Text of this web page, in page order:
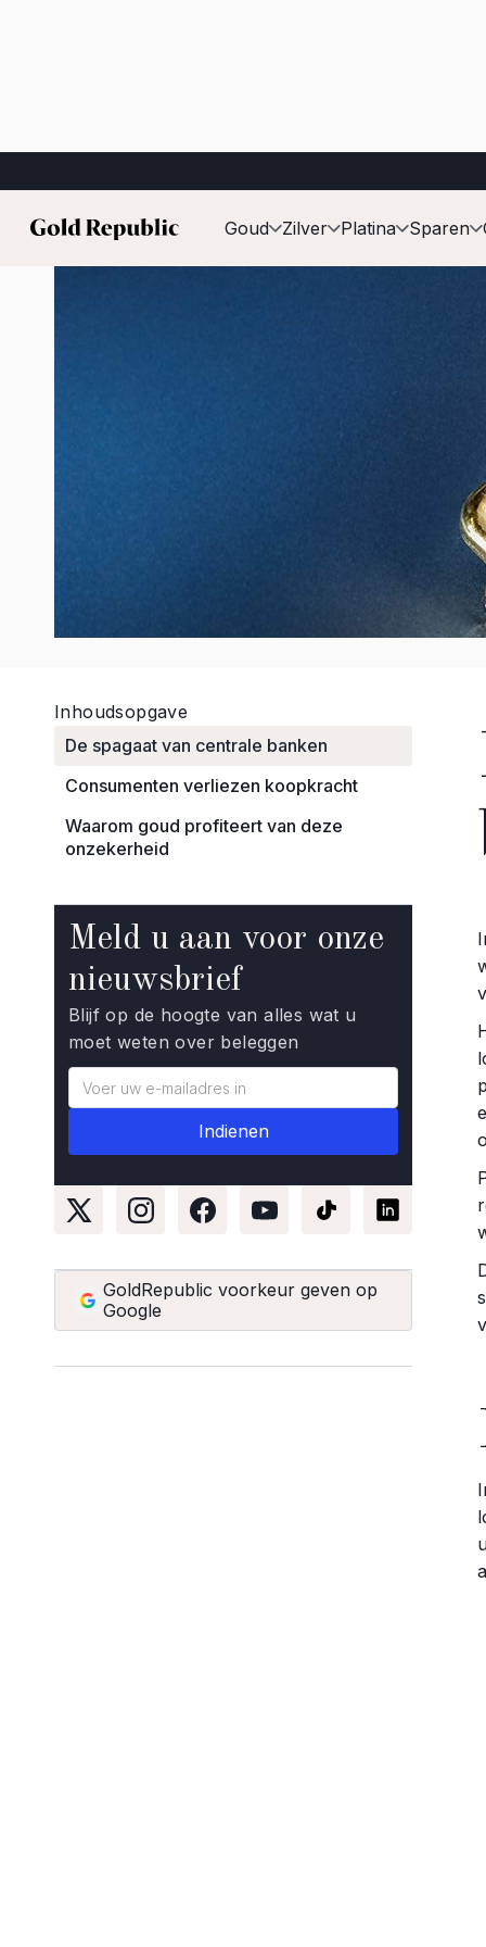
Goud Zilver Platina Sparen
Gepubliceerd op:28 mei 2026
Inhoudsopgave
De spagaat van centrale banken
Consumenten verliezen koopkracht
Waarom goud profiteert van deze
onzekerheid
Meld u aan voor onze
nieuwsbrief
Blijf op de hoogte van alles wat u
moet weten over beleggen
GoldRepublic voorkeur geven op
Google